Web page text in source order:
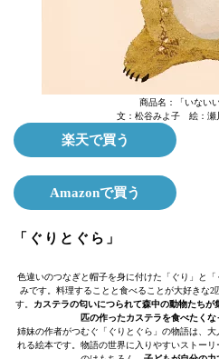
商品名：「いない
文：松谷みよ子 絵：
楽天で買う
Amazonで買う
「ぐりとぐら」
色違いのつなぎと帽子を身に付けた「ぐり」と
みです。料理することと食べることが大好きな
す。
カステラの匂いにつられて森中の動物たち
匹の作ったカステラを食べたくな
姉妹の作者がつむぐ「ぐりとぐら」の物語は、
れる絵本です。物語の世界に入りやすいストー